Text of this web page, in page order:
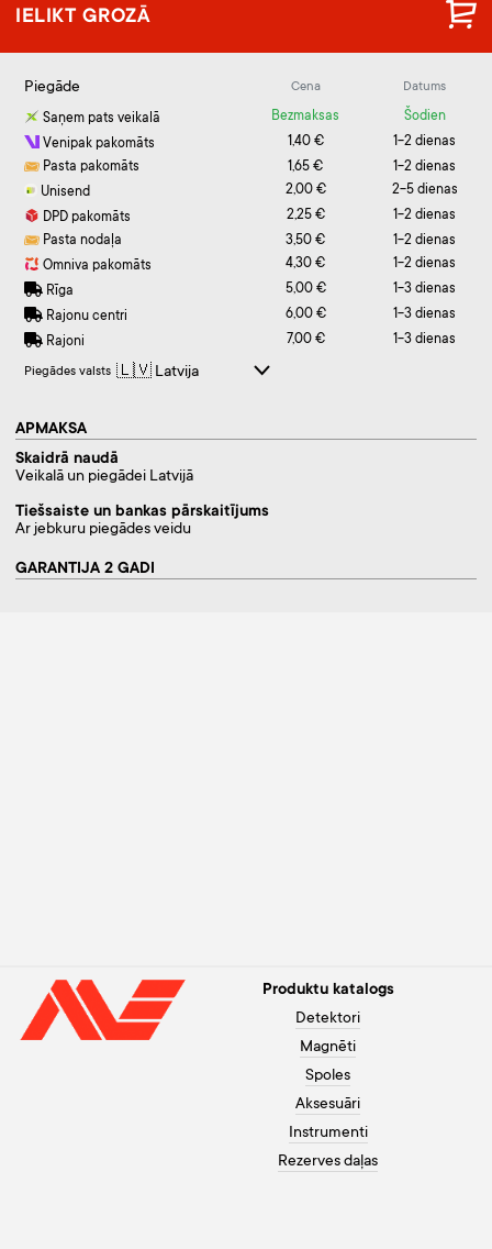
IELIKT GROZĀ
Piegāde Cena Datums
Saņem pats veikalā Bezmaksas
Šodien
Venipak pakomāts
1,40 €
1-2 dienas
Pasta pakomāts
1,65 €
1-2 dienas
Unisend
2,00 €
2-5 dienas
DPD pakomāts
2,25 €
1-2 dienas
Pasta nodaļa
3,50 €
1-2 dienas
Omniva pakomāts
4,30 €
1-2 dienas
Rīga
5,00 €
1-3 dienas
Rajonu centri
6,00 €
1-3 dienas
Rajoni
7,00 € 1-3 dienas
Piegādes valsts
APMAKSA
Skaidrā naudā
Veikalā un piegādei Latvijā
Tiešsaiste un bankas pārskaitījums
Ar jebkuru piegādes veidu
GARANTIJA 2 GADI
Produktu katalogs
Detektori
Magnēti
Spoles
Aksesuāri
Instrumenti
Rezerves daļas